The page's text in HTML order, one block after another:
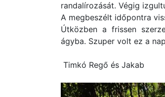
randalírozását. Végig
A megbeszélt időpontra
Útközben a frissen
ágyba. Szuper volt ez a
Timkó Regő és Jakab